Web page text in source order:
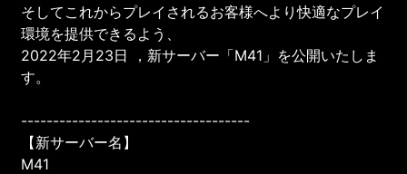
そしてこれからプレイされるお客様へより快適なプレイ
環境を提供できるよう、
2022年2月23日 ，新サーバー「M41」を公開いたしま
す。
------------------------------------
【新サーバー名】
M41